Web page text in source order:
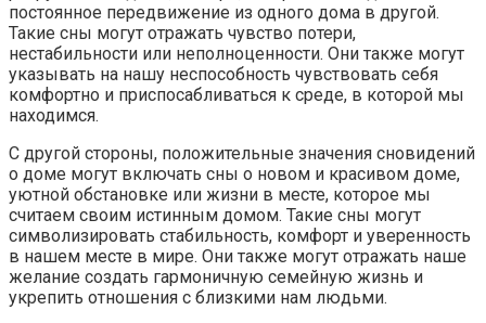
постоянное передвижение из одного дома в другой.
Такие сны могут отражать чувство потери,
нестабильности или неполноценности. Они также могут
указывать на нашу неспособность чувствовать себя
комфортно и приспосабливаться к среде, в которой мы
находимся.
С другой стороны, положительные значения сновидений
о доме могут включать сны о новом и красивом доме,
уютной обстановке или жизни в месте, которое мы
считаем своим истинным домом. Такие сны могут
символизировать стабильность, комфорт и уверенность
в нашем месте в мире. Они также могут отражать наше
желание создать гармоничную семейную жизнь и
укрепить отношения с близкими нам людьми.